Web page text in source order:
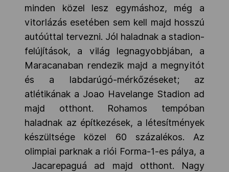
minden közel lesz egymáshoz, még a
vitorlázás esetében sem kell majd hosszú
autóúttal tervezni. Jól haladnak a stadion-
felújítások, a világ legnagyobbjában, a
Maracanaban rendezik majd a megnyitót
és a labdarúgó-mérkőzéseket; az
atlétikának a Joao Havelange Stadion ad
majd otthont. Rohamos tempóban
haladnak az építkezések, a létesítmények
készültsége közel 60 százalékos. Az
olimpiai parknak a riói Forma-1-es pálya, a
Jacarepaguá ad majd otthont. Nagy